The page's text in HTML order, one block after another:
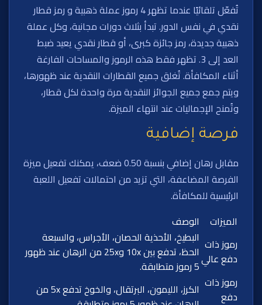
تُفعّل تلقائيًا عندما تظهر 4 رموز عملة ذهبية و رمز قطار
نقدي في نفس الدور. تبدأ بثلاث دورات مجانية، وكل عملة
ذهبية جديدة، رمز جائزة كبرى، أو قطار نقدي يعيد ضبط
العد إلى 3. تظهر فقط هذه الرموز والمساحات الفارغة
أثناء المكافأة. تُغلق جميع القطارات النقدية عند ظهورها،
ويتم جمع جميع الجوائز النقدية مرة واحدة لكل قطار،
وتُمنح الإجماليات عند انتهاء الميزة.
فرصة إضافية
مقابل رهان إضافي بنسبة 0.50 ضعف، يمكنك تفعيل ميزة
الفرصة المضاعفة، التي تزيد من احتمالات تفعيل اللعبة
الرئيسية للمكافأة.
الميزات
الوصف
رموز ذات
دفع عالي
البطيخ، الأحذية الحصان، الأجراس، والسبعة
الحظ، تدفع بين 10x و25x من الرهان عند ظهور
5 رموز متطابقة.
رموز ذات
دفع
الكرز، الليمون، البرتقال، والخوخ تدفع 5x من